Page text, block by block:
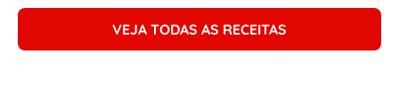
VEJA TODAS AS RECEITAS